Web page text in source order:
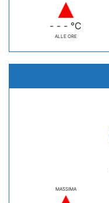
- - - °C
ALLE ORE
MASSIMA